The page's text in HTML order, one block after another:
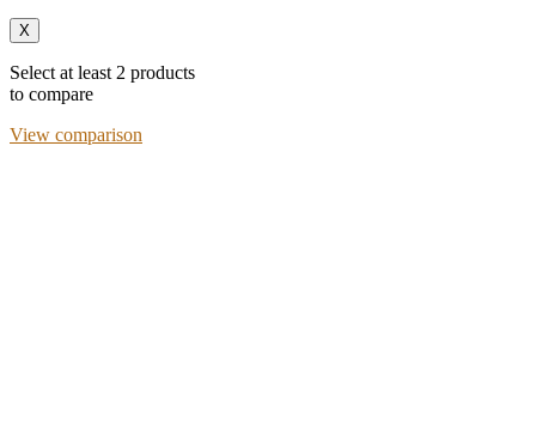
X
Select at least 2 products
to compare
View comparison